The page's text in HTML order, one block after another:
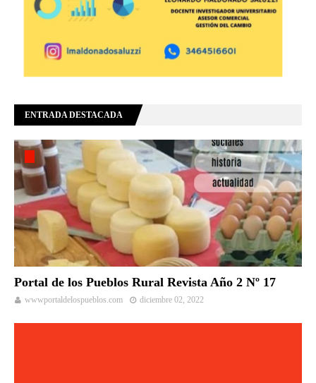
ENTRADA DESTACADA
Portal de los Pueblos Rural Revista Año 2 Nº 17
wwwportaldelospueblos.com diciembre 02, 2022